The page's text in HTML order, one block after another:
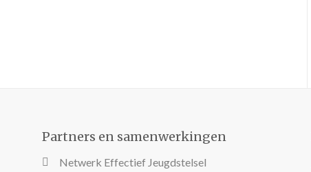
Partners en samenwerkingen
Netwerk Effectief Jeugdstelsel